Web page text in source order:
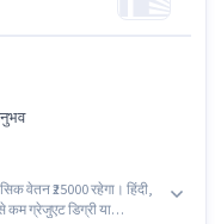
वेतन ₹25000 रहेगा। हिंदी,
कम ग्रेजुएट डिग्री या